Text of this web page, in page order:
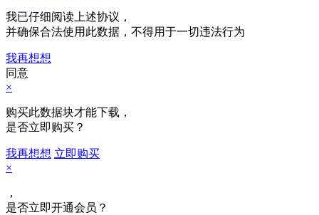
我已仔细阅读上述协议，
并确保合法使用此数据，不得用于一切违法行为
我再想想
同意
×
购买此数据块才能下载，
是否立即购买？
我再想想 立即购买
×
，
是否立即开通会员？